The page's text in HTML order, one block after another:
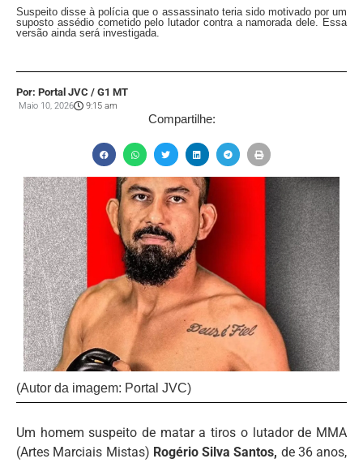
Suspeito disse à polícia que o assassinato teria sido motivado por um
suposto assédio cometido pelo lutador contra a namorada dele. Essa
versão ainda será investigada.
Por: Portal JVC / G1 MT
Maio 10, 2026 9:15 am
Compartilhe:
(Autor da imagem: Portal JVC)
Um homem suspeito de matar a tiros o lutador de MMA
(Artes Marciais Mistas) Rogério Silva Santos, de 36 anos,